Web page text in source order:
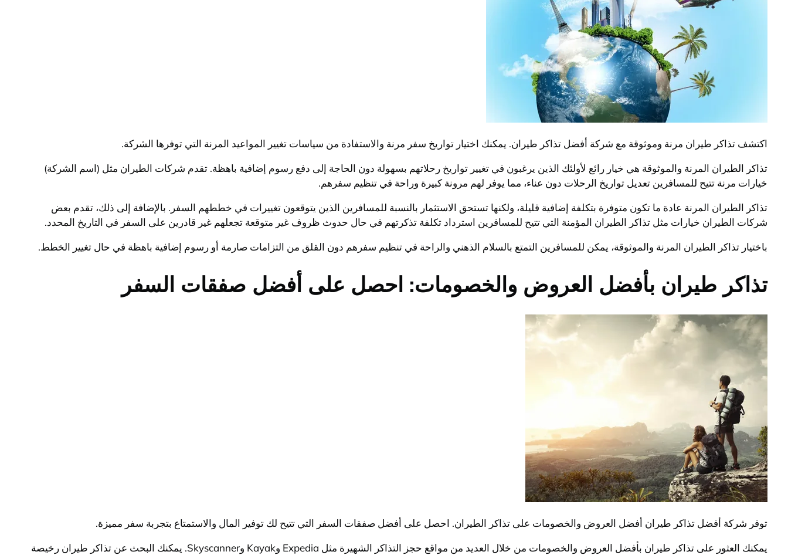
اكتشف تذاكر طيران مرنة وموثوقة مع شركة أفضل تذاكر طيران. يمكنك اختيار تواريخ سفر مرنة والاستفادة من سياسات تغيير المواعيد المرنة التي توفرها الشركة.
تذاكر الطيران المرنة والموثوقة هي خيار رائع لأولئك الذين يرغبون في تغيير تواريخ رحلاتهم بسهولة دون الحاجة إلى دفع رسوم إضافية باهظة. تقدم شركات الطيران مثل (اسم الشركة)
خيارات مرنة تتيح للمسافرين تعديل تواريخ الرحلات دون عناء، مما يوفر لهم مرونة كبيرة وراحة في تنظيم سفرهم.
تذاكر الطيران المرنة عادة ما تكون متوفرة بتكلفة إضافية قليلة، ولكنها تستحق الاستثمار بالنسبة للمسافرين الذين يتوقعون تغييرات في خططهم السفر. بالإضافة إلى ذلك، تقدم بعض
شركات الطيران خيارات مثل تذاكر الطيران المؤمنة التي تتيح للمسافرين استرداد تكلفة تذكرتهم في حال حدوث ظروف غير متوقعة تجعلهم غير قادرين على السفر في التاريخ المحدد.
باختيار تذاكر الطيران المرنة والموثوقة، يمكن للمسافرين التمتع بالسلام الذهني والراحة في تنظيم سفرهم دون القلق من التزامات صارمة أو رسوم إضافية باهظة في حال تغيير الخطط.
تذاكر طيران بأفضل العروض والخصومات: احصل على أفضل صفقات السفر
توفر شركة أفضل تذاكر طيران أفضل العروض والخصومات على تذاكر الطيران. احصل على أفضل صفقات السفر التي تتيح لك توفير المال والاستمتاع بتجربة سفر مميزة.
يمكنك العثور على تذاكر طيران بأفضل العروض والخصومات من خلال العديد من مواقع حجز التذاكر الشهيرة مثل Expedia وKayak وSkyscanner. يمكنك البحث عن تذاكر طيران رخيصة